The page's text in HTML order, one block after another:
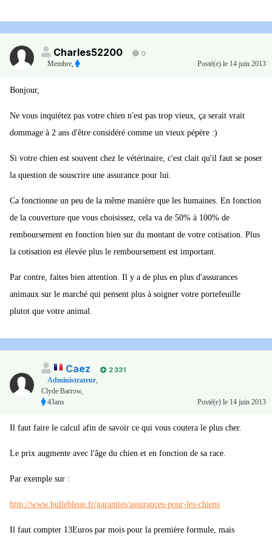
Charles52200
0
Membre, Posté(e) le 14 juin 2013
Bonjour,
Ne vous inquiétez pas votre chien n'est pas trop vieux, ça serait vrait
dommage à 2 ans d'être considéré comme un vieux pépère :)
Si votre chien est souvent chez le vétérinaire, c'est clait qu'il faut se poser
la question de souscrire une assurance pour lui.
Ca fonctionne un peu de la même manière que les humaines. En fonction
de la couverture que vous choisissez, cela va de 50% à 100% de
remboursement en fonction bien sur du montant de votre cotisation. Plus
la cotisation est élevée plus le remboursement est important.
Par contre, faites bien attention. Il y a de plus en plus d'assurances
animaux sur le marché qui pensent plus à soigner votre portefeuille
plutot que votre animal.
Caez
2 331
Administrateur,
Clyde Barrow,
43ans
Posté(e) le 14 juin 2013
Il faut faire le calcul afin de savoir ce qui vous coutera le plus cher.
Le prix augmente avec l'âge du chien et en fonction de sa race.
Par exemple sur :
http://www.bullebleue.fr/garanties/assurances-pour-les-chiens
Il faut compter 13Euros par mois pour la première formule, mais